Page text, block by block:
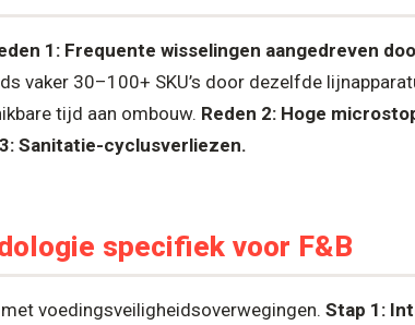
1: Frequente wisselingen aangedreven
vaker 30–100+ SKU’s door dezelfde
tijd aan ombouw. Reden 2: Hoge
Sanitatie-cyclusverliezen.
specifiek voor F&B
voedingsveiligheidsoverwegingen. Stap 1: